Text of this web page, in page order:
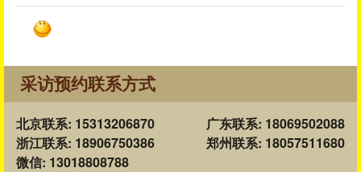
采访预约联系方式
北京联系: 15313206870
广东联系: 18069502088
浙江联系: 18906750386
郑州联系: 18057511680
微信: 13018808788